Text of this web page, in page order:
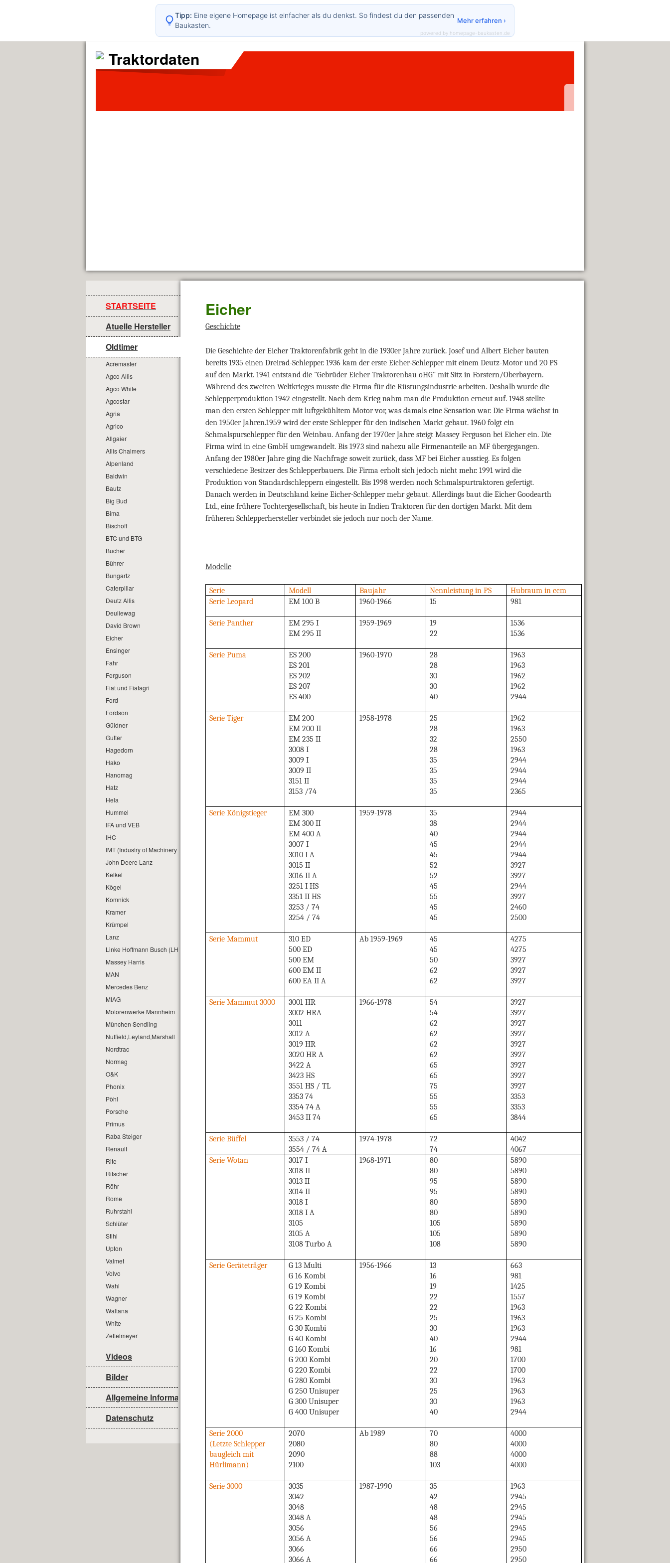
Traktordaten
STARTSEITE
Atuelle Hersteller
Oldtimer
Acremaster
Agco Allis
Agco White
Agcostar
Agria
Agrico
Allgaier
Allis Chalmers
Alpenland
Baldwin
Bautz
Big Bud
Bima
Bischoff
BTC und BTG
Bucher
Bührer
Bungartz
Caterpillar
Deutz Allis
Deuliewag
David Brown
Eicher
Ensinger
Fahr
Ferguson
Fiat und Fiatagri
Ford
Fordson
Güldner
Gutter
Hagedorn
Hako
Hanomag
Hatz
Hela
Hummel
IFA und VEB
IHC
IMT (Industry of Machinery and Tractors)
John Deere Lanz
Kelkel
Kögel
Komnick
Kramer
Krümpel
Lanz
Linke Hoffmann Busch (LHB)
Massey Harris
MAN
Mercedes Benz
MIAG
Motorenwerke Mannheim
München Sendling
Nuffield,Leyland,Marshall
Nordtrac
Normag
O&K
Phonix
Pöhl
Porsche
Primus
Raba Steiger
Renault
Rite
Ritscher
Röhr
Rome
Ruhrstahl
Schlüter
Stihl
Upton
Valmet
Volvo
Wahl
Wagner
Waltana
White
Zettelmeyer
Videos
Bilder
Allgemeine Informationen
Datenschutz
Eicher
Geschichte
Die Geschichte der Eicher Traktorenfabrik geht in die 1930er Jahre zurück. Josef und Albert Eicher bauten
bereits 1935 einen Dreirad-Schlepper. 1936 kam der erste Eicher-Schlepper mit einem Deutz-Motor und 20 PS
auf den Markt. 1941 entstand die "Gebrüder Eicher Traktorenbau oHG" mit Sitz in Forstern/Oberbayern.
Während des zweiten Weltkrieges musste die Firma für die Rüstungsindustrie arbeiten. Deshalb wurde die
Schlepperproduktion 1942 eingestellt. Nach dem Krieg nahm man die Produktion erneut auf. 1948 stellte
man den ersten Schlepper mit luftgekühltem Motor vor, was damals eine Sensation war. Die Firma wächst in
den 1950er Jahren.1959 wird der erste Schlepper für den indischen Markt gebaut. 1960 folgt ein
Schmalspurschlepper für den Weinbau. Anfang der 1970er Jahre steigt Massey Ferguson bei Eicher ein. Die
Firma wird in eine GmbH umgewandelt. Bis 1973 sind nahezu alle Firmenanteile an MF übergegangen.
Anfang der 1980er Jahre ging die Nachfrage soweit zurück, dass MF bei Eicher ausstieg. Es folgen
verschiedene Besitzer des Schlepperbauers. Die Firma erholt sich jedoch nicht mehr. 1991 wird die
Produktion von Standardschleppern eingestellt. Bis 1998 werden noch Schmalspurtraktoren gefertigt.
Danach werden in Deutschland keine Eicher-Schlepper mehr gebaut. Allerdings baut die Eicher Goodearth
Ltd., eine frühere Tochtergesellschaft, bis heute in Indien Traktoren für den dortigen Markt. Mit dem
früheren Schlepperhersteller verbindet sie jedoch nur noch der Name.
Modelle
Serie Modell Baujahr Nennleistung in PS
Hubraum in ccm
Serie Leopard
EM 100 B 1960-1966 15 981
Serie Panther
EM 295 I
EM 295 II
1959-1969
19
22
1536
1536
Serie Puma
ES 200
ES 201
ES 202
ES 207
ES 400
1960-1970
28
28
30
30
40
1963
1963
1962
1962
2944
Serie Tiger
EM 200
EM 200 II
EM 235 II
3008 I
3009 I
3009 II
3151 II
3153 /74
1958-1978
25
28
32
28
35
35
35
35
1962
1963
2550
1963
2944
2944
2944
2365
Serie Königstieger
EM 300
EM 300 II
EM 400 A
3007 I
3010 I A
3015 II
3016 II A
3251 I HS
3351 II HS
3253 / 74
3254 / 74
1959-1978
35
38
40
45
45
52
52
45
55
45
45
2944
2944
2944
2944
2944
3927
3927
2944
3927
2460
2500
Serie Mammut
310 ED
500 ED
500 EM
600 EM II
600 EA II A
Ab 1959-1969
45
45
50
62
62
4275
4275
3927
3927
3927
Serie Mammut 3000
3001 HR
3002 HRA
3011
3012 A
3019 HR
3020 HR A
3422 A
3423 HS
3551 HS / TL
3353 74
3354 74 A
3453 II 74
1966-1978
54
54
62
62
62
62
65
65
75
55
55
65
3927
3927
3927
3927
3927
3927
3927
3927
3927
3353
3353
3844
Serie Büffel
3553 / 74
3554 / 74 A
1974-1978
72
74
4042
4067
Serie Wotan
3017 I
3018 II
3013 II
3014 II
3018 I
3018 I A
3105
3105 A
3108 Turbo A
1968-1971
80
80
95
95
80
80
105
105
108
5890
5890
5890
5890
5890
5890
5890
5890
5890
Serie Geräteträger
G 13 Multi
G 16 Kombi
G 19 Kombi
G 19 Kombi
G 22 Kombi
G 25 Kombi
G 30 Kombi
G 40 Kombi
G 160 Kombi
G 200 Kombi
G 220 Kombi
G 280 Kombi
G 250 Unisuper
G 300 Unisuper
G 400 Unisuper
1956-1966
13
16
19
22
22
25
30
40
16
20
22
30
25
30
40
663
981
1425
1557
1963
1963
1963
2944
981
1700
1700
1963
1963
1963
2944
Serie 2000
(Letzte Schlepper
baugleich mit
Hürlimann)
2070
2080
2090
2100
Ab 1989
70
80
88
103
4000
4000
4000
4000
Serie 3000
3035
3042
3048
3048 A
3056
3056 A
3066
3066 A
1987-1990
35
42
48
48
56
56
66
66
1963
2945
2945
2945
2945
2945
2950
2950
Tipp: Eine eigene Homepage ist einfacher als du denkst. So findest du den passenden
Baukasten.
Mehr erfahren ›
powered by homepage-baukasten.de